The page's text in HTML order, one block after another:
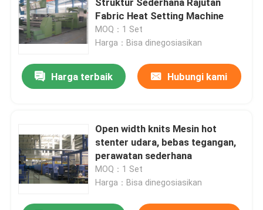
Fabric Heat Setting Machine
MOQ：1 Set
Harga：Bisa dinegosiasikan
Harga terbaik Hubungi kami
Open width knits Mesin hot
stenter udara, bebas tegangan,
perawatan sederhana
MOQ：1 Set
Harga：Bisa dinegosiasikan